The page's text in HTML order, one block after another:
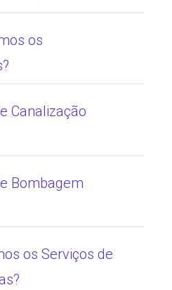
os
Canalização
Bombagem
os Serviços de